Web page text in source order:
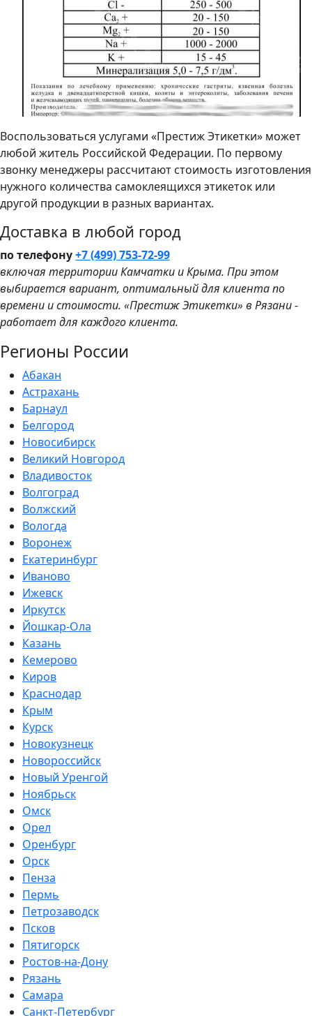
Воспользоваться услугами «Престиж Этикетки» может
любой житель Российской Федерации. По первому
звонку менеджеры рассчитают стоимость изготовления
нужного количества самоклеящихся этикеток или
другой продукции в разных вариантах.
Доставка в любой город
по телефону+7 (499) 753-72-99
включая территории Камчатки и Крыма. При этом
выбирается вариант, оптимальный для клиента по
времени и стоимости. «Престиж Этикетки» в Рязани -
работает для каждого клиента.
Регионы России
Абакан
Астрахань
Барнаул
Белгород
Новосибирск
Великий Новгород
Владивосток
Волгоград
Волжский
Вологда
Воронеж
Екатеринбург
Иваново
Ижевск
Иркутск
Йошкар-Ола
Казань
Кемерово
Киров
Краснодар
Крым
Курск
Новокузнецк
Новороссийск
Новый Уренгой
Ноябрьск
Омск
Орел
Оренбург
Орск
Пенза
Пермь
Петрозаводск
Псков
Пятигорск
Ростов-на-Дону
Рязань
Самара
Санкт-Петербург